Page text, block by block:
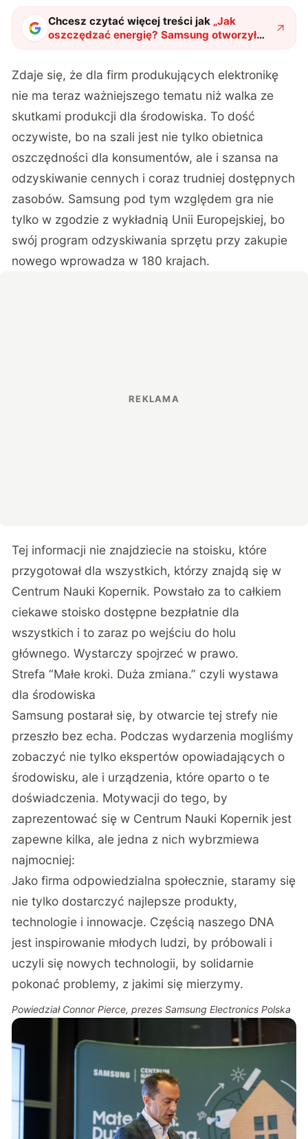
Chcesz czytać więcej treści jak „Jak
oszczędzać energię? Samsung otworzył
darmową strefę w Centrum Nauki
Zdaje się, że dla firm produkujących elektronikę
nie ma teraz ważniejszego tematu niż walka ze
skutkami produkcji dla środowiska. To dość
oczywiste, bo na szali jest nie tylko obietnica
oszczędności dla konsumentów, ale i szansa na
odzyskiwanie cennych i coraz trudniej dostępnych
zasobów. Samsung pod tym względem gra nie
tylko w zgodzie z wykładnią Unii Europejskiej, bo
swój program odzyskiwania sprzętu przy zakupie
nowego wprowadza w 180 krajach.
Tej informacji nie znajdziecie na stoisku, które
przygotował dla wszystkich, którzy znajdą się w
Centrum Nauki Kopernik. Powstało za to całkiem
ciekawe stoisko dostępne bezpłatnie dla
wszystkich i to zaraz po wejściu do holu
głównego. Wystarczy spojrzeć w prawo.
Strefa “Małe kroki. Duża zmiana.” czyli wystawa
dla środowiska
Samsung postarał się, by otwarcie tej strefy nie
przeszło bez echa. Podczas wydarzenia mogliśmy
zobaczyć nie tylko ekspertów opowiadających o
środowisku, ale i urządzenia, które oparto o te
doświadczenia. Motywacji do tego, by
zaprezentować się w Centrum Nauki Kopernik jest
zapewne kilka, ale jedna z nich wybrzmiewa
najmocniej:
Jako firma odpowiedzialna społecznie, staramy się
nie tylko dostarczyć najlepsze produkty,
technologie i innowacje. Częścią naszego DNA
jest inspirowanie młodych ludzi, by próbowali i
uczyli się nowych technologii, by solidarnie
pokonać problemy, z jakimi się mierzymy.
Powiedział Connor Pierce, prezes Samsung Electronics Polska